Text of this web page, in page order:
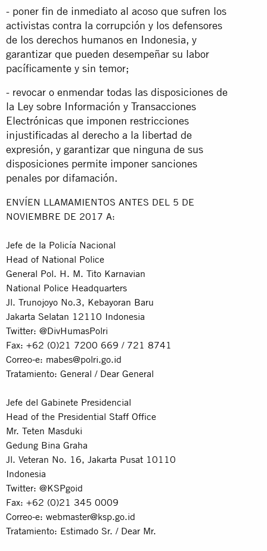
- poner fin de inmediato al acoso que sufren los
activistas contra la corrupción y los defensores
de los derechos humanos en Indonesia, y
garantizar que pueden desempeñar su labor
pacíficamente y sin temor;
- revocar o enmendar todas las disposiciones de
la Ley sobre Información y Transacciones
Electrónicas que imponen restricciones
injustificadas al derecho a la libertad de
expresión, y garantizar que ninguna de sus
disposiciones permite imponer sanciones
penales por difamación.
ENVÍEN LLAMAMIENTOS ANTES DEL 5 DE
NOVIEMBRE DE 2017 A:
Jefe de la Policía Nacional
Head of National Police
General Pol. H. M. Tito Karnavian
National Police Headquarters
Jl. Trunojoyo No.3, Kebayoran Baru
Jakarta Selatan 12110 Indonesia
Twitter: @DivHumasPolri
Fax: +62 (0)21 7200 669 / 721 8741
Correo-e: mabes@polri.go.id
Tratamiento: General / Dear General
Jefe del Gabinete Presidencial
Head of the Presidential Staff Office
Mr. Teten Masduki
Gedung Bina Graha
Jl. Veteran No. 16, Jakarta Pusat 10110
Indonesia
Twitter: @KSPgoid
Fax: +62 (0)21 345 0009
Correo-e: webmaster@ksp.go.id
Tratamiento: Estimado Sr. / Dear Mr.